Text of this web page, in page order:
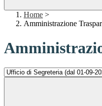
Home >
Amministrazione